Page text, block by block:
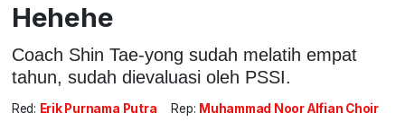
Hehehe
Coach Shin Tae-yong sudah melatih empat
tahun, sudah dievaluasi oleh PSSI.
Red: Erik Purnama Putra Rep: Muhammad Noor Alfian Choir